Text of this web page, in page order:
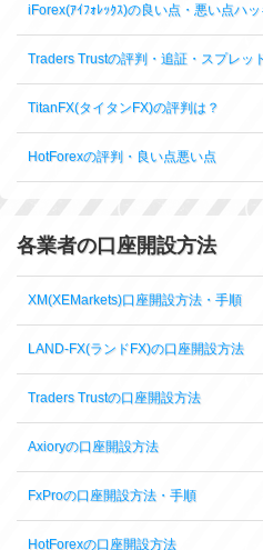
iForex(ｱｲﾌｫﾚｯｸｽ)の良い点・悪い点ハ
Traders Trustの評判・追証・スプレッ
TitanFX(タイタンFX)の評判は？
HotForexの評判・良い点悪い点
各業者の口座開設方法
XM(XEMarkets)口座開設方法・手順
LAND-FX(ランドFX)の口座開設方法
Traders Trustの口座開設方法
Axioryの口座開設方法
FxProの口座開設方法・手順
HotForexの口座開設方法